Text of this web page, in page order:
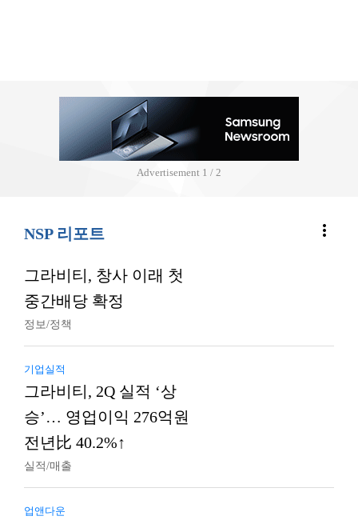
Advertisement 2 / 2
NSP 리포트 more_vert
그라비티, 창사 이래 첫
중간배당 확정
정보/정책
기업실적
그라비티, 2Q 실적 ‘상
승’… 영업이익 276억원
전년比 40.2%↑
실적/매출
업앤다운